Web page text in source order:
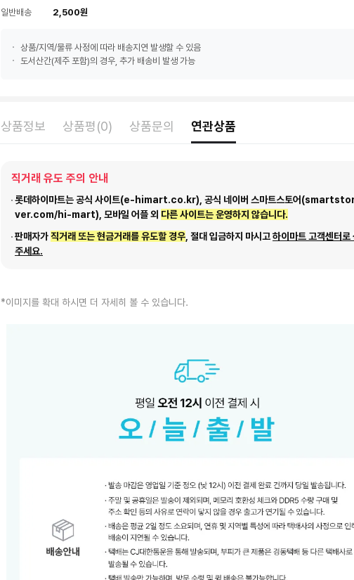
일반배송 2,500원
상품/지역/물류 사정에 따라 배송지연 발생할 수 있음
도서산간(제주 포함)의 경우, 추가 배송비 발생 가능
상품정보 상품평(0) 상품문의 연관상품
직거래 유도 주의 안내
롯데하이마트는 공식 사이트(e-himart.co.kr), 공식 네이버 스마트스토어
ver.com/hi-mart), 모바일 어플 외 다른 사이트는 운영하지 않습니다.
판매자가직거래 또는 현금거래를 유도할 경우 , 절대 입금하지 마시고하이마트 고객센터로
주세요.
*이미지를 확대 하시면 더 자세히 볼 수 있습니다.